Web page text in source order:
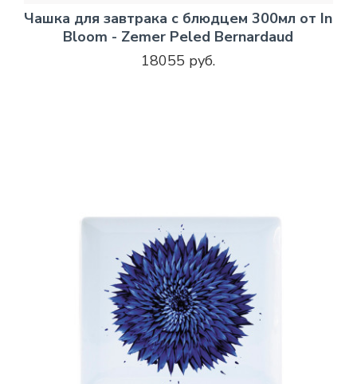
Чашка для завтрака с блюдцем 300мл от In
Bloom - Zemer Peled Bernardaud
18055 руб.